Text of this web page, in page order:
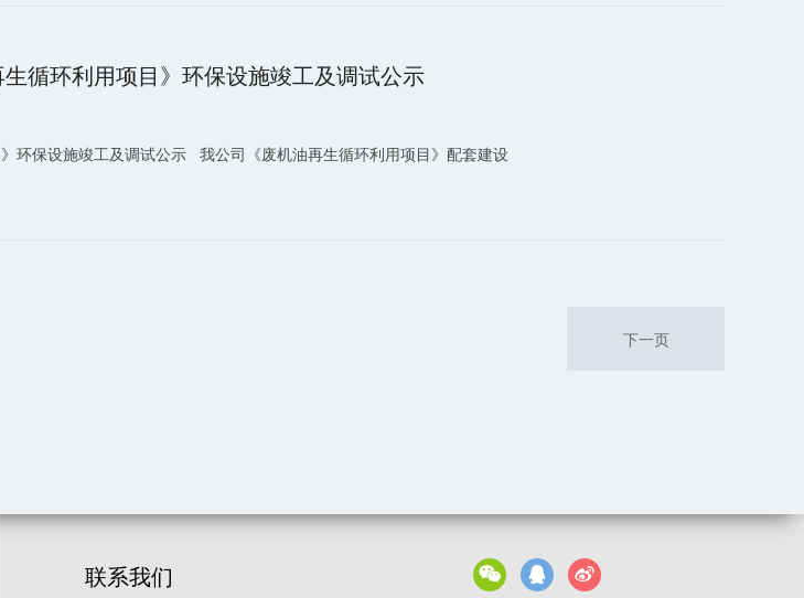
循环利用项目》环保设施竣工及调试公示
环保设施竣工及调试公示 我公司《废机油再生循环利用项目》配套建设
下一页
联系我们   